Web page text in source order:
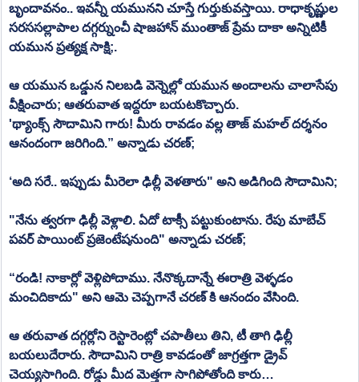
బృందావనం.. ఇవన్నీ యమునని చూస్తే గుర్తుకువస్తాయి. రాధాకృష్ణుల
సరససల్లాపాల దగ్గర్నుంచీ షాజహాన్ ముంతాజ్ ప్రేమ దాకా అన్నిటికీ
యమున ప్రత్యక్ష సాక్షి;.
ఆ యమున ఒడ్డున నిలబడి వెన్నెల్లో యమున అందాలను చాలాసేపు
వీక్షించారు; ఆతరువాత ఇద్దరూ బయటకొచ్చారు.
'థ్యాంక్స్ సౌదామిని గారు! మీరు రావడం వల్ల తాజ్ మహల్ దర్శనం
ఆనందంగా జరిగింది.” అన్నాడు చరణ్;
‘అది సరే.. ఇప్పుడు మీరెలా ఢిల్లీ వెళతారు" అని అడిగింది సౌదామిని;
"నేను త్వరగా ఢిల్లీ వెళ్లాలి. ఏదో టాక్సీ పట్టుకుంటాను. రేపు మాబేచ్
పవర్ పాయింట్ ప్రజెంటేషనుంది" అన్నాడు చరణ్;
“రండి! నాకార్లో వెళ్లిపోదాము. నేనొక్కదాన్నే ఈరాత్రి వెళ్ళడం
మంచిదికాదు" అని ఆమె చెప్పగానే చరణ్ కి ఆనందం వేసింది.
ఆ తరువాత దగ్గర్లోని రెస్టారెంట్లో చపాతీలు తిని, టీ తాగి ఢిల్లీ
బయలుదేరారు. సౌదామిని రాత్రి కావడంతో జాగ్రత్తగా డ్రైవ్
చెయ్యసాగింది. రోడ్డు మీద మెత్తగా సాగిపోతోంది కారు…